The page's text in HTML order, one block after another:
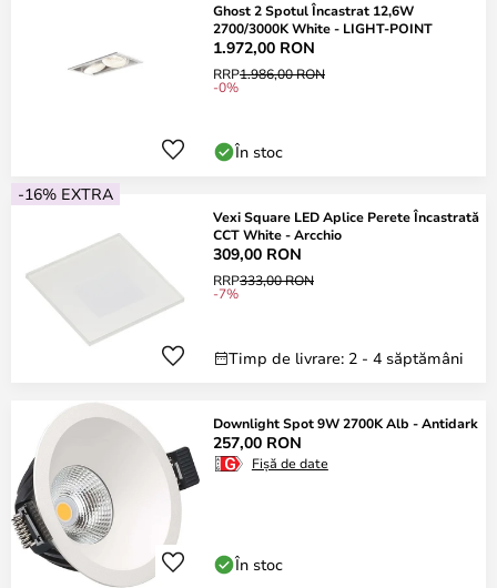
Ghost 2 Spotul Încastrat 12,6W
2700/3000K White - LIGHT-POINT
1.972,00 RON
RRP1.986,00 RON
-0%
În stoc
-16% EXTRA
Vexi Square LED Aplice Perete Încastrată
CCT White - Arcchio
309,00 RON
RRP333,00 RON
-7%
Timp de livrare: 2 - 4 săptămâni
Downlight Spot 9W 2700K Alb - Antidark
257,00 RON
Fișă de date
În stoc